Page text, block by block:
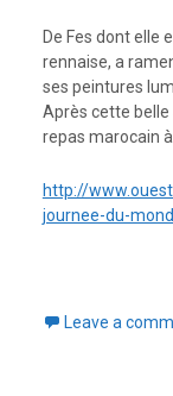
De Fes dont elle
rennaise, a
ses peintures
Après cette
repas marocain
http://
journee-du-
Leave a